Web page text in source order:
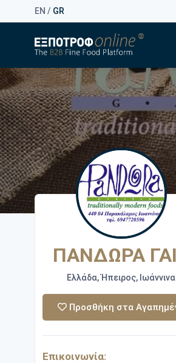
EN / GR
ΠΑΝΔΩΡΑ
Ελλάδα, Ήπειρος, Ιωάννινα
Προσθήκη στα
Επικοινωνία: